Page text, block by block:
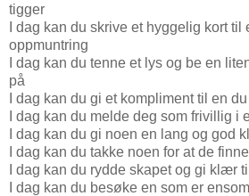
tigger
I dag kan du skrive et hyggelig kort til
oppmuntring
I dag kan du tenne et lys og be en
på
I dag kan du gi et kompliment til en
I dag kan du melde deg som frivillig i
I dag kan du gi noen en lang og god
I dag kan du takke noen for at de
I dag kan du rydde skapet og gi klær
I dag kan du besøke en som er ensom